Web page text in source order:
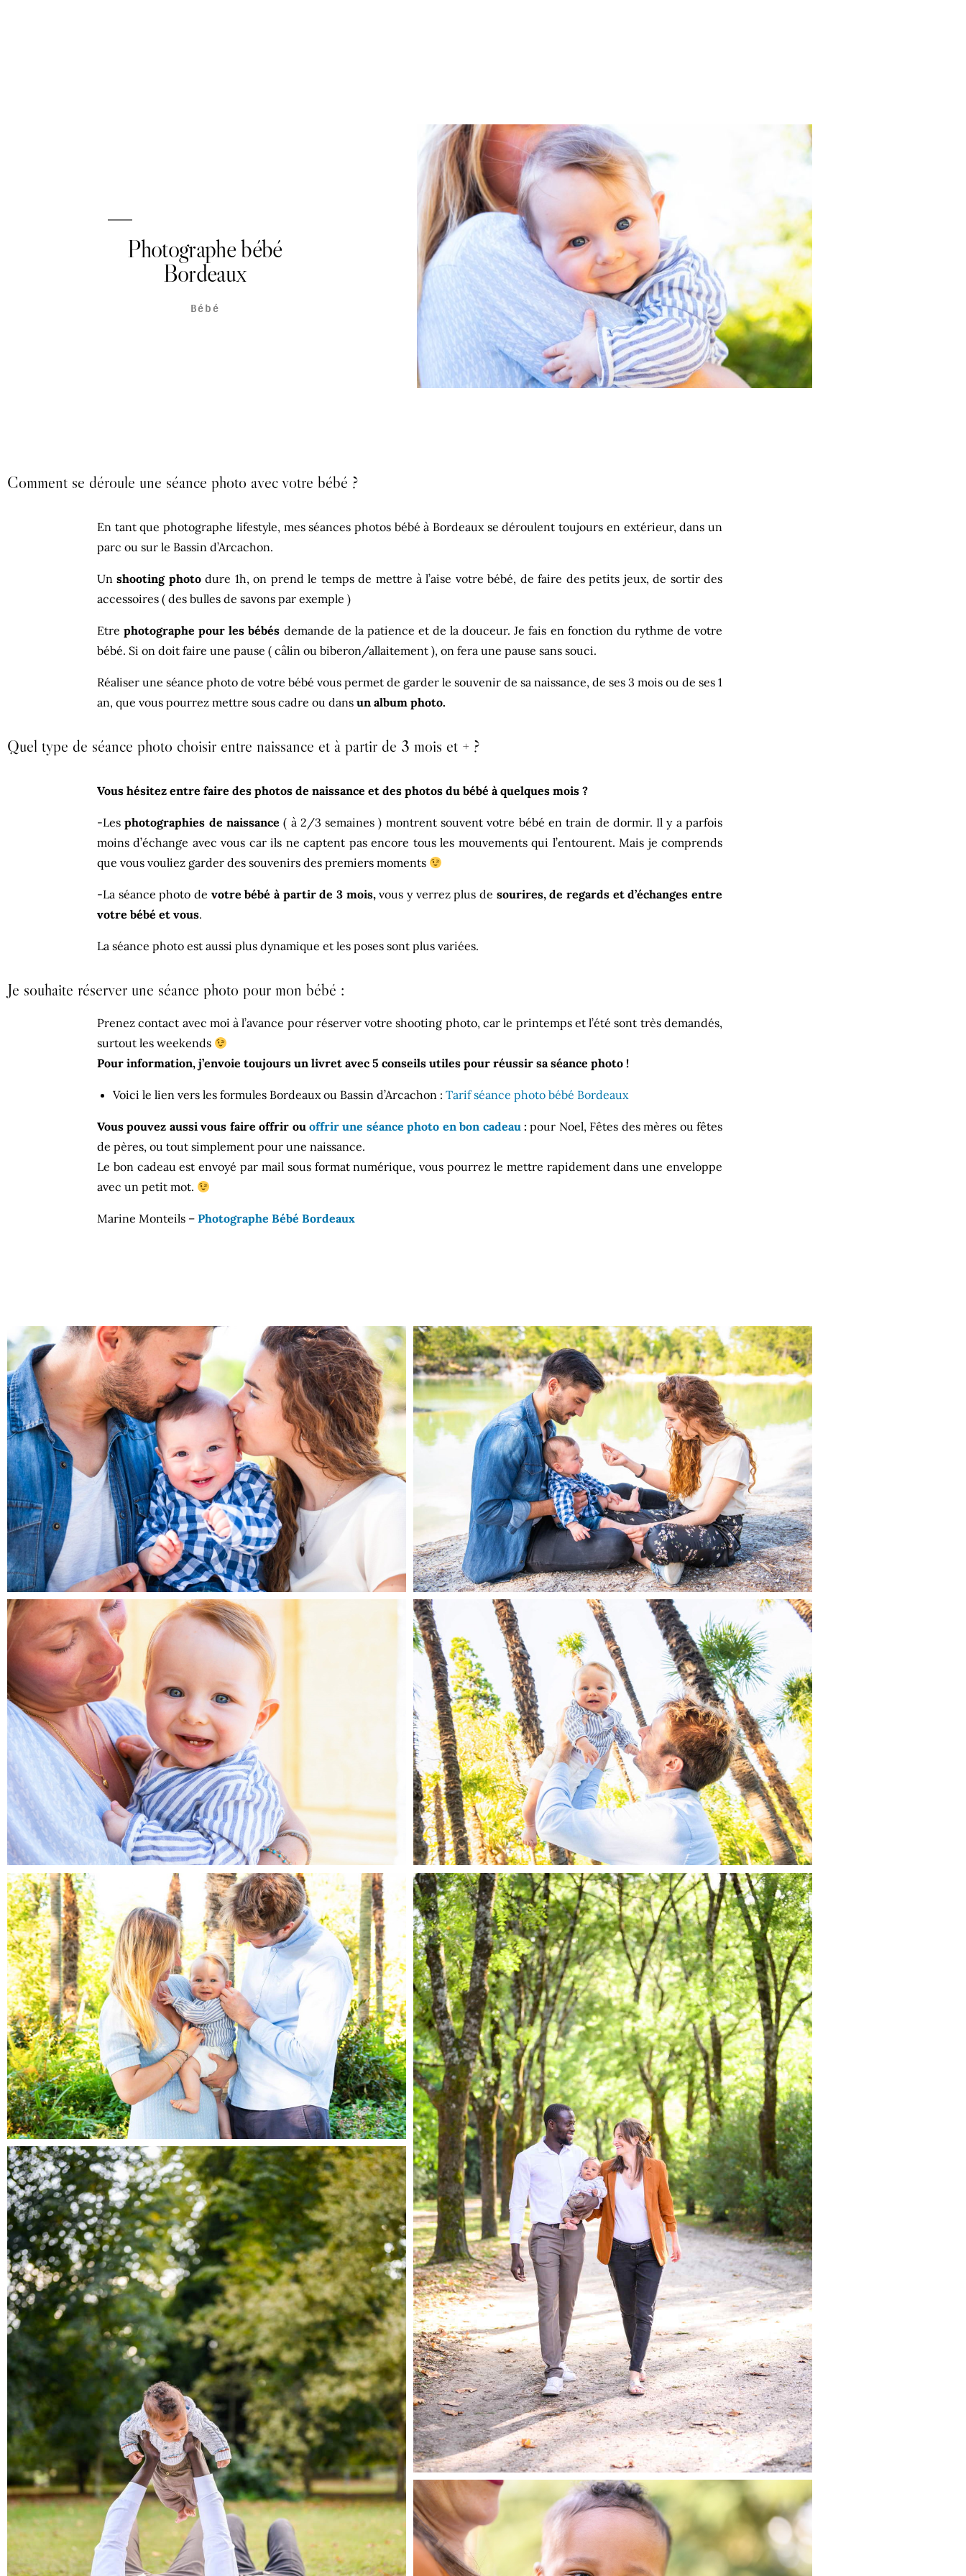
Photographe bébé
Bordeaux
Bébé
Comment se déroule une séance photo avec votre bébé ?
En tant que photographe lifestyle, mes séances photos bébé à Bordeaux se déroulent toujours en extérieur, dans un
parc ou sur le Bassin d’Arcachon.
Unshooting photodure 1h, on prend le temps de mettre à l’aise votre bébé, de faire des petits jeux, de sortir des
accessoires ( des bulles de savons par exemple )
Etrephotographe pour les bébés demande de la patience et de la douceur. Je fais en fonction du rythme de votre
bébé. Si on doit faire une pause ( câlin ou biberon/allaitement ), on fera une pause sans souci.
Réaliser une séance photo de votre bébé vous permet de garder le souvenir de sa naissance, de ses 3 mois ou de ses 1
an, que vous pourrez mettre sous cadre ou dans un album photo.
Quel type de séance photo choisir entre naissance et à partir de 3 mois et + ?
Vous hésitez entre faire des photos de naissance et des photos du bébé à quelques mois ?
-Lesphotographies de naissance ( à 2/3 semaines ) montrent souvent votre bébé en train de dormir. Il y a parfois
moins d’échange avec vous car ils ne captent pas encore tous les mouvements qui l’entourent. Mais je comprends
que vous vouliez garder des souvenirs des premiers moments
-La séance photo de votre bébé à partir de 3 mois,vous y verrez plus de sourires, de regards et d’échanges entre
votre bébé et vous.
La séance photo est aussi plus dynamique et les poses sont plus variées.
Je souhaite réserver une séance photo pour mon bébé :
Prenez contact avec moi à l’avance pour réserver votre shooting photo, car le printemps et l’été sont très demandés,
surtout les weekends
Pour information, j’envoie toujours un livret avec 5 conseils utiles pour réussir sa séance photo !
Voici le lien vers les formules Bordeaux ou Bassin d’Arcachon : Tarif séance photo bébé Bordeaux
Vous pouvez aussi vous faire offrir ou offrir une séance photo en bon cadeau: pour Noel, Fêtes des mères ou fêtes
de pères, ou tout simplement pour une naissance.
Le bon cadeau est envoyé par mail sous format numérique, vous pourrez le mettre rapidement dans une enveloppe
avec un petit mot.
Marine Monteils – Photographe Bébé Bordeaux